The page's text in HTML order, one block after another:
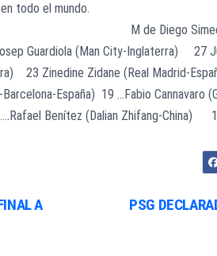
todo el mundo.
M de Diego Simeone
Guardiola (Man City-Inglaterra) 27
Zinedine Zidane (Real Madrid-
España) 19 …Fabio Cannavaro
Benítez (Dalian Zhifang-China)
PSG
A